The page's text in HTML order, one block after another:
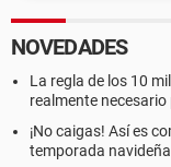
NOVEDADES
La regla de los 10
realmente necesario
¡No caigas! Así es
temporada navideña